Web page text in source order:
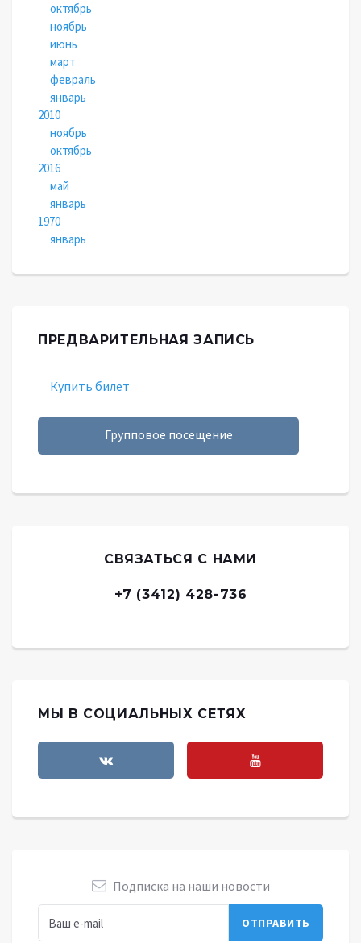
октябрь
ноябрь
июнь
март
февраль
январь
2010
ноябрь
октябрь
2016
май
январь
1970
январь
ПРЕДВАРИТЕЛЬНАЯ ЗАПИСЬ
Купить билет
Групповое посещение
СВЯЗАТЬСЯ С НАМИ
+7 (3412) 428-736
МЫ В СОЦИАЛЬНЫХ СЕТЯХ
Подписка на наши новости